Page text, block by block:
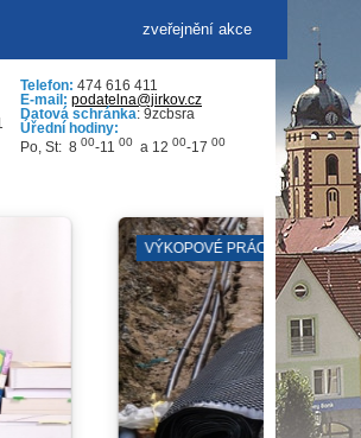
zveřejnění akce
Telefon: 474 616 411
E-mail: podatelna@jirkov.cz
Datová schránka: 9zcbsra
Úřední hodiny:
Po, St: 8 00-11 00 a 12 00-17 00
ZUŠ